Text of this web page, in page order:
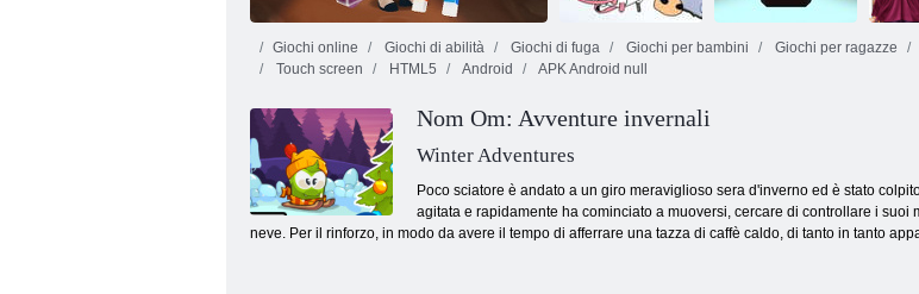
Sensazione di correre di yeti
Kenny la mucca
Giochi online Giochi di abilità Giochi di fuga Giochi per bambini Giochi per ragazze
Touch screen
HTML5 Android APK Android null
Nom Om: Avventure invernali
Winter Adventures
Poco sciatore è andato a un giro meraviglioso sera d'inverno ed è stato
agitata e rapidamente ha cominciato a muoversi, cercare di controllare i
neve. Per il rinforzo, in modo da avere il tempo di afferrare una tazza di caffè caldo, di tanto in tanto